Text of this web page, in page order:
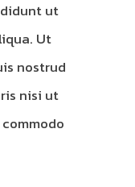
ut
Ut
nostrud
nisi ut